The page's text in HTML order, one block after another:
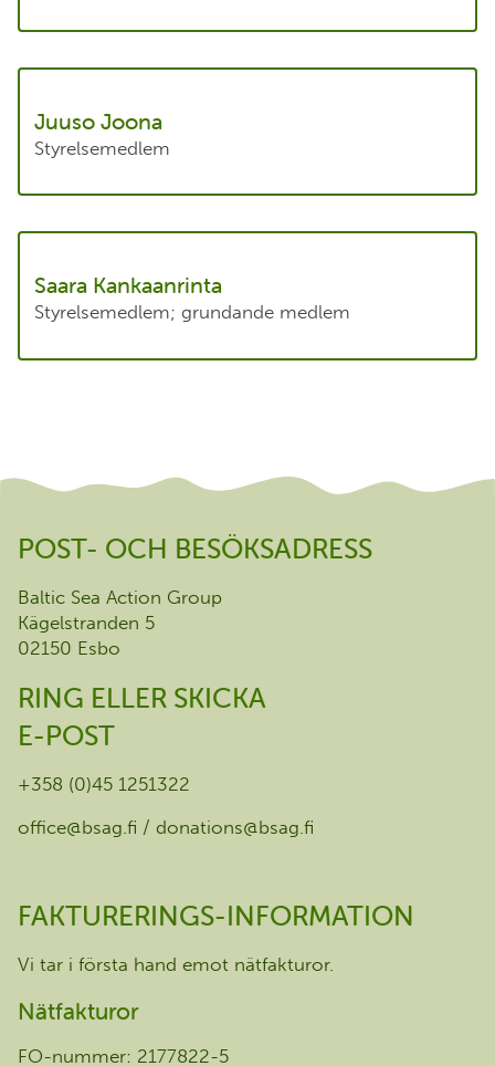
Juuso Joona
Styrelsemedlem
Saara Kankaanrinta
Styrelsemedlem; grundande medlem
POST- OCH BESÖKSADRESS
Baltic Sea Action Group
Kägelstranden 5
02150 Esbo
RING ELLER SKICKA
E-POST
+358 (0)45 1251322
office@bsag.fi / donations@bsag.fi
FAKTURERINGS-INFORMATION
Vi tar i första hand emot nätfakturor.
Nätfakturor
FO-nummer: 2177822-5